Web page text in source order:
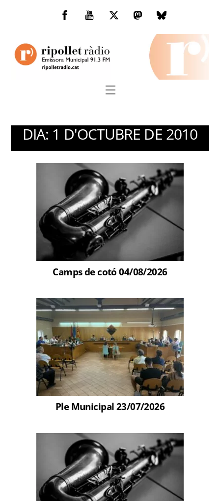
Facebook
You
TwitterMastodonBluesky
Menu
DIA: 1 D'OCTUBRE DE 2010
Camps de cotó 04/08/2026
Ple Municipal 23/07/2026